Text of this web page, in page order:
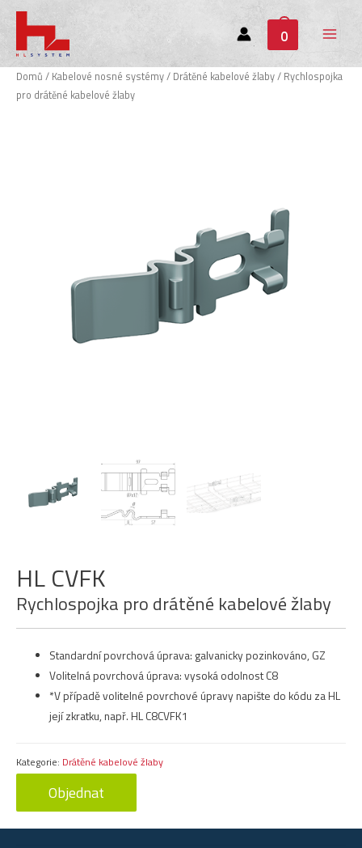
0
Main
Menu
Domů / Kabelové nosné systémy/ Drátěné kabelové žlaby/ Rychlospojka
pro drátěné kabelové žlaby
HL CVFK
Rychlospojka pro drátěné kabelové žlaby
Standardní povrchová úprava: galvanicky pozinkováno, GZ
Volitelná povrchová úprava: vysoká odolnost C8
*V případě volitelné povrchové úpravy napište do kódu za HL
její zkratku, např. HL C8CVFK1
Kategorie: Drátěné kabelové žlaby
Objednat